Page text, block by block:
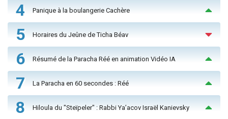
4 Panique à la boulangerie Cachère
5 Horaires du Jeûne de Ticha Béav
6 Résumé de la Paracha Réé en animation Vidéo IA
7 La Paracha en 60 secondes : Réé
8 Hiloula du "Steïpeler" : Rabbi Ya’acov Israël Kanievsky